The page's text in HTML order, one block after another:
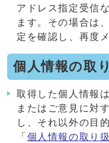
アドレス指定受信
ます。その場合は
定を確認し、再度
個人情報の取
取得した個人情報
またはご意見に対
し、それ以外の目
「 個人情報の取り